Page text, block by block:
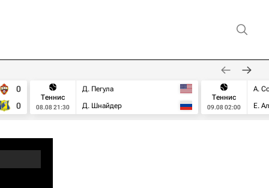
0
0
Теннис
08.08 21:30
Д. Пегула
Д. Шнайдер
Теннис
09.08 02:00
А.
Е.